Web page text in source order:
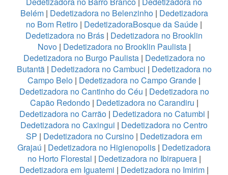
Belém| Dedetizadora no Belenzinho| Dedetizadora
no Bom Retiro | DedetizadoraBosque da Saúde |
Dedetizadora no Brás | Dedetizadora no Brooklin
Novo| Dedetizadora no Brooklin Paulista|
Dedetizadora no Burgo Paulista| Dedetizadora no
Butantã| Dedetizadora no Cambuci | Dedetizadora no
Campo Belo | Dedetizadora no Campo Grande |
Dedetizadora no Cantinho do Céu | Dedetizadora no
Capão Redondo| Dedetizadora no Carandiru |
Dedetizadora no Carrão| Dedetizadora no Catumbi |
Dedetizadora no Caxingui | Dedetizadora no Centro
SP | Dedetizadora no Cursino | Dedetizadora em
Grajaú | Dedetizadora no Higienopolis | Dedetizadora
no Horto Florestal | Dedetizadora no Ibirapuera|
Dedetizadora em Iguatemi | Dedetizadora no Imirim |